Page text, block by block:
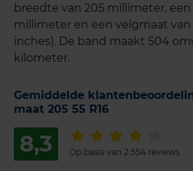
breedte van 205 millimeter, een
millimeter en een velgmaat
inches). De band maakt 504
kilometer.
Gemiddelde
maat 205 55 R16
8,3 Op basis van 2.554 reviews